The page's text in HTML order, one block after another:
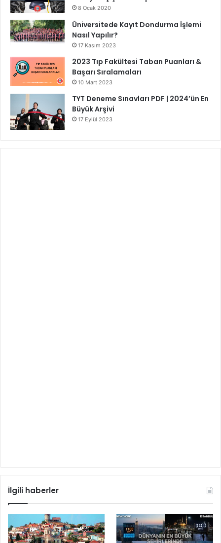
8 Ocak 2020
Üniversitede Kayıt Dondurma İşlemi
Nasıl Yapılır?
17 Kasım 2023
2023 Tıp Fakültesi Taban Puanları &
Başarı Sıralamaları
10 Mart 2023
TYT Deneme Sınavları PDF | 2024’ün En
Büyük Arşivi
17 Eylül 2023
İlgili haberler